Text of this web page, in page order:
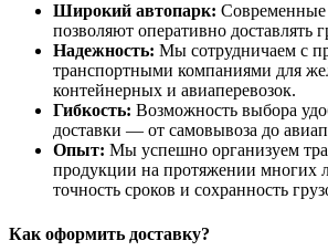
Широкий автопарк: Современные
позволяют оперативно доставлять
Надежность: Мы сотрудничаем с
транспортными компаниями для
контейнерных и авиаперевозок.
Гибкость: Возможность выбора
доставки — от самовывоза до
Опыт: Мы успешно организуем
продукции на протяжении многих
точность сроков и сохранность
Как оформить доставку?